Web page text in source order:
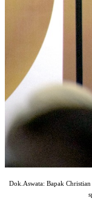
Dok.Aswata: Bapak